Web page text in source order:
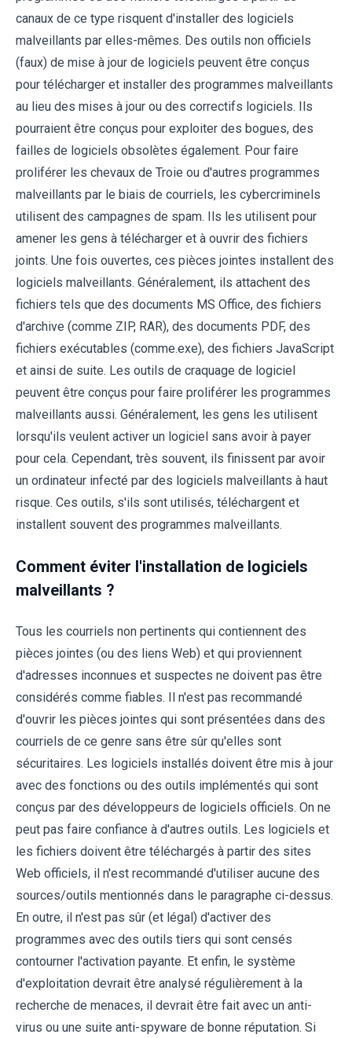
canaux de ce type risquent d'installer des logiciels
malveillants par elles-mêmes. Des outils non officiels
(faux) de mise à jour de logiciels peuvent être conçus
pour télécharger et installer des programmes malveillants
au lieu des mises à jour ou des correctifs logiciels. Ils
pourraient être conçus pour exploiter des bogues, des
failles de logiciels obsolètes également. Pour faire
proliférer les chevaux de Troie ou d'autres programmes
malveillants par le biais de courriels, les cybercriminels
utilisent des campagnes de spam. Ils les utilisent pour
amener les gens à télécharger et à ouvrir des fichiers
joints. Une fois ouvertes, ces pièces jointes installent des
logiciels malveillants. Généralement, ils attachent des
fichiers tels que des documents MS Office, des fichiers
d'archive (comme ZIP, RAR), des documents PDF, des
fichiers exécutables (comme.exe), des fichiers JavaScript
et ainsi de suite. Les outils de craquage de logiciel
peuvent être conçus pour faire proliférer les programmes
malveillants aussi. Généralement, les gens les utilisent
lorsqu'ils veulent activer un logiciel sans avoir à payer
pour cela. Cependant, très souvent, ils finissent par avoir
un ordinateur infecté par des logiciels malveillants à haut
risque. Ces outils, s'ils sont utilisés, téléchargent et
installent souvent des programmes malveillants.
Comment éviter l'installation de logiciels
malveillants ?
Tous les courriels non pertinents qui contiennent des
pièces jointes (ou des liens Web) et qui proviennent
d'adresses inconnues et suspectes ne doivent pas être
considérés comme fiables. Il n'est pas recommandé
d'ouvrir les pièces jointes qui sont présentées dans des
courriels de ce genre sans être sûr qu'elles sont
sécuritaires. Les logiciels installés doivent être mis à jour
avec des fonctions ou des outils implémentés qui sont
conçus par des développeurs de logiciels officiels. On ne
peut pas faire confiance à d'autres outils. Les logiciels et
les fichiers doivent être téléchargés à partir des sites
Web officiels, il n'est recommandé d'utiliser aucune des
sources/outils mentionnés dans le paragraphe ci-dessus.
En outre, il n'est pas sûr (et légal) d'activer des
programmes avec des outils tiers qui sont censés
contourner l'activation payante. Et enfin, le système
d'exploitation devrait être analysé régulièrement à la
recherche de menaces, il devrait être fait avec un anti-
virus ou une suite anti-spyware de bonne réputation. Si